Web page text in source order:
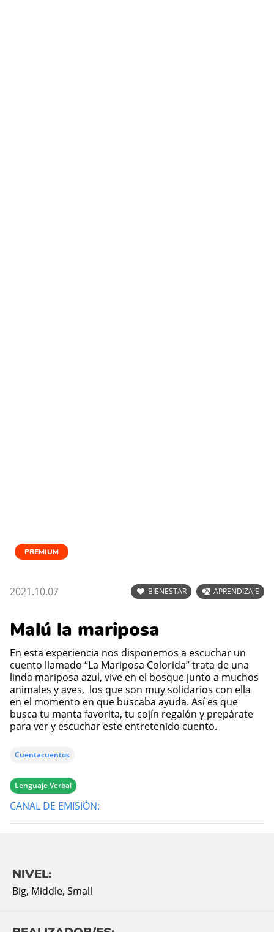
PREMIUM
2021.10.07 BIENESTAR APRENDIZAJE
Malú la mariposa
En esta experiencia nos disponemos a escuchar un
cuento llamado “La Mariposa Colorida” trata de una
linda mariposa azul, vive en el bosque junto a muchos
animales y aves, los que son muy solidarios con ella
en el momento en que buscaba ayuda. Así es que
busca tu manta favorita, tu cojín regalón y prepárate
para ver y escuchar este entretenido cuento.
Cuentacuentos
Lenguaje Verbal
CANAL DE EMISIÓN:
NIVEL:
Big, Middle, Small